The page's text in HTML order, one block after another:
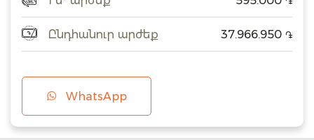
Ընդհանուր արժեք 37.966.950 ֏
WhatsApp